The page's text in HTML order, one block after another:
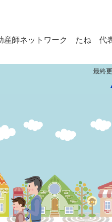
産師ネットワーク たね 代
最終